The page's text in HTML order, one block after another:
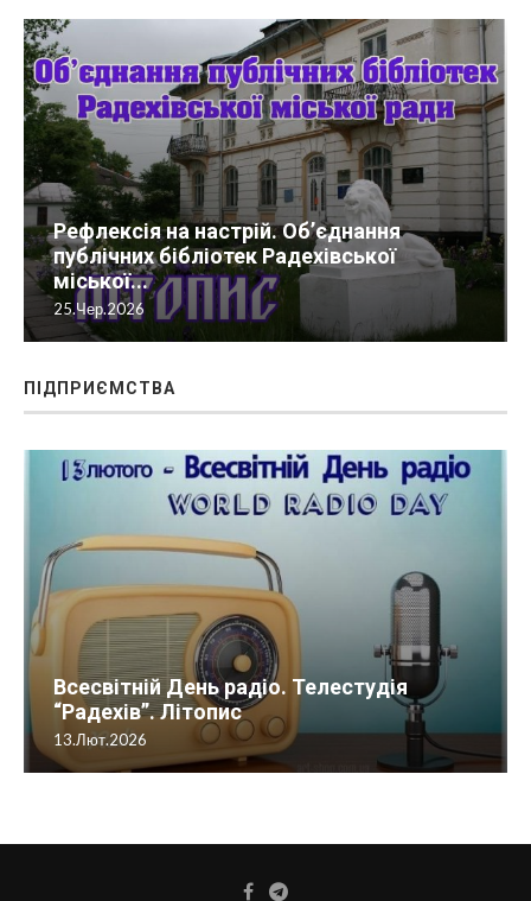
Рефлексія на настрій. Об’єднання
публічних бібліотек Радехівської
міської...
25.Чер.2026
ПІДПРИЄМСТВА
Всесвітній День радіо. Телестудія
“Радехів”. Літопис
13.Лют.2026